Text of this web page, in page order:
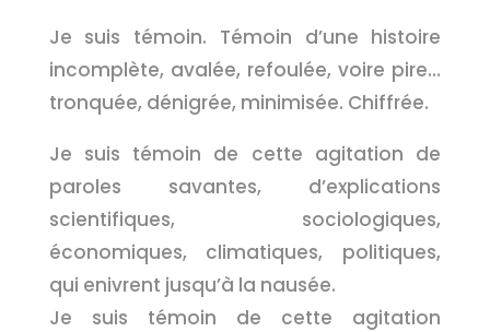
Je suis témoin. Témoin d’une histoire
incomplète, avalée, refoulée, voire pire…
tronquée, dénigrée, minimisée. Chiffrée.
Je suis témoin de cette agitation de
paroles savantes, d’explications
scientifiques, sociologiques,
économiques, climatiques, politiques,
qui enivrent jusqu’à la nausée.
Je suis témoin de cette agitation